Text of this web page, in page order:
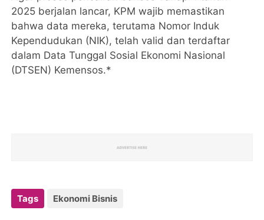
2025 berjalan lancar, KPM wajib memastikan
bahwa data mereka, terutama Nomor Induk
Kependudukan (NIK), telah valid dan terdaftar
dalam Data Tunggal Sosial Ekonomi Nasional
(DTSEN) Kemensos.*
Tags Ekonomi Bisnis